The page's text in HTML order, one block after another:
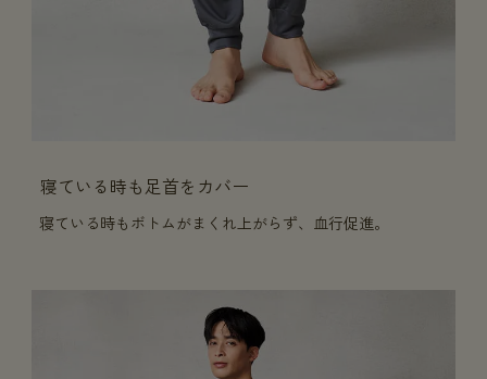
寝ている時も足首をカバー
寝ている時もボトムがまくれ上がらず、血行促進。